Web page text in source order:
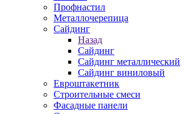
Профнастил
Металлочерепица
Сайдинг
Назад
Сайдинг
Сайдинг металлический
Сайдинг виниловый
Евроштакетник
Строительные смеси
Фасадные панели